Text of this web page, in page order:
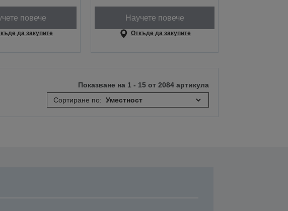
повече
да закупите
Научете повече
Откъде да закупите
Показване на 1 - 15 от 2084 артикула
Сортиране по: